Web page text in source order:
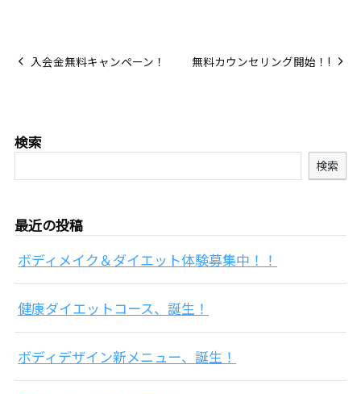
入会金無料キャンペーン！ 無料カウンセリング開始！!
検索
検索
最近の投稿
ボディメイク＆ダイエット体験募集中！！
健康ダイエットコース、誕生！
ボディデザイン新メニュー、誕生！